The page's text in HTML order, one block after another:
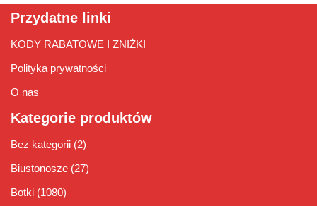
Przydatne linki
KODY RABATOWE I ZNIŻKI
Polityka prywatności
O nas
Kategorie produktów
Bez kategorii (2)
Biustonosze (27)
Botki (1080)